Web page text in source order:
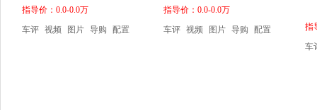
指导价：0.0-0.0万
车评 视频 图片 导购 配置
指导价：0.0-0.0万
车评 视频 图片 导购 配置
指
车